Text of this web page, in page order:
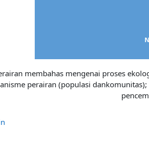
membahas mengenai proses
perairan (populasi